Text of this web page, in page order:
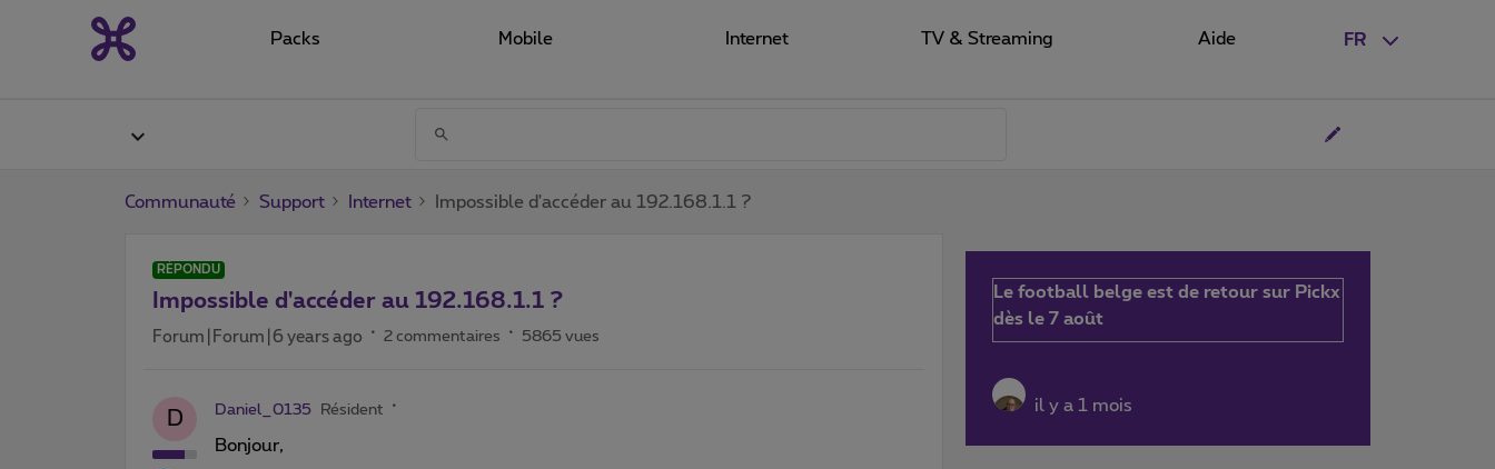
FR
Packs Mobile Internet TV & Streaming Aide
Communauté Support Internet Impossible d'accéder au 192.168.1.1 ?
RÉPONDU
Impossible d'accéder au 192.168.1.1 ?
Forum|Forum|6 years ago 2 commentaires 5865 vues
D Daniel_0135 Résident
Bonjour,
Le football belge est de retour sur Pickx
dès le 7 août
il y a 1 mois